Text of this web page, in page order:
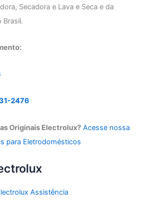
Secadora e Lava e Seca e da
Brasil.
2476
Originais Electrolux? Acesse nossa
para Eletrodomésticos
Assistência